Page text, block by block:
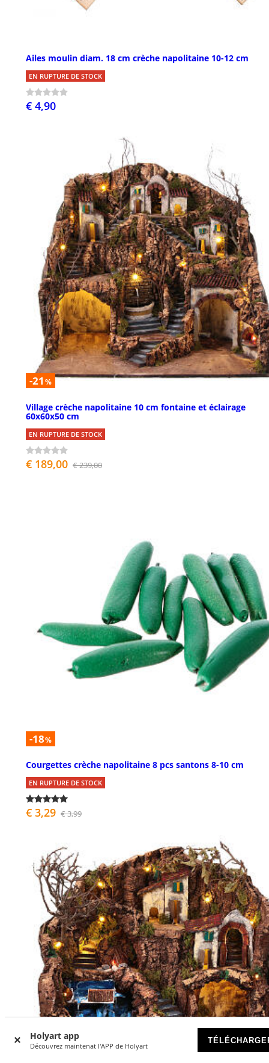
Holyart app
Découvrez maintenat l'APP de Holyart
Ailes moulin diam. 18 cm crèche napolitaine 10-12 cm
EN RUPTURE DE STOCK
€ 4,90
-21 %
Village crèche napolitaine 10 cm fontaine et éclairage
60x60x50 cm
EN RUPTURE DE STOCK
€ 189,00 € 239,00
-18%
Courgettes crèche napolitaine 8 pcs santons 8-10 cm
EN RUPTURE DE STOCK
€ 3,29 € 3,99